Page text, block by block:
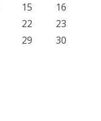
15
16
22
23
29
30